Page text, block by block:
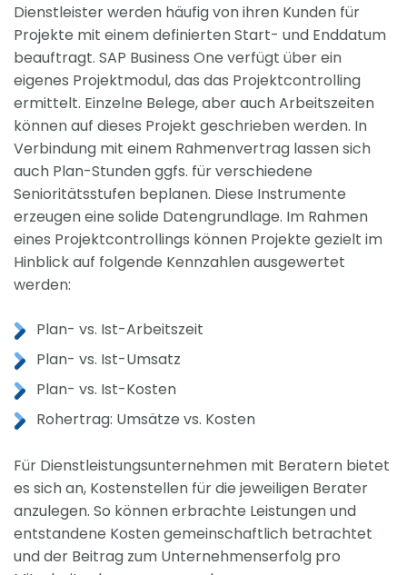
Dienstleister werden häufig von ihren Kunden für
Projekte mit einem definierten Start- und Enddatum
beauftragt. SAP Business One verfügt über ein
eigenes Projektmodul, das das Projektcontrolling
ermittelt. Einzelne Belege, aber auch Arbeitszeiten
können auf dieses Projekt geschrieben werden. In
Verbindung mit einem Rahmenvertrag lassen sich
auch Plan-Stunden ggfs. für verschiedene
Senioritätsstufen beplanen. Diese Instrumente
erzeugen eine solide Datengrundlage. Im Rahmen
eines Projektcontrollings können Projekte gezielt im
Hinblick auf folgende Kennzahlen ausgewertet
werden:
Plan- vs. Ist-Arbeitszeit
Plan- vs. Ist-Umsatz
Plan- vs. Ist-Kosten
Rohertrag: Umsätze vs. Kosten
Für Dienstleistungsunternehmen mit Beratern bietet
es sich an, Kostenstellen für die jeweiligen Berater
anzulegen. So können erbrachte Leistungen und
entstandene Kosten gemeinschaftlich betrachtet
und der Beitrag zum Unternehmenserfolg pro